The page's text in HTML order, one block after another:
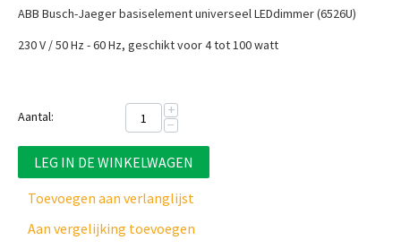
ABB Busch-Jaeger basiselement universeel LEDdimmer (6526U)
230 V / 50 Hz - 60 Hz, geschikt voor 4 tot 100 watt
Aantal:
+
−
LEG IN DE WINKELWAGEN
Toevoegen aan verlanglijst
Aan vergelijking toevoegen